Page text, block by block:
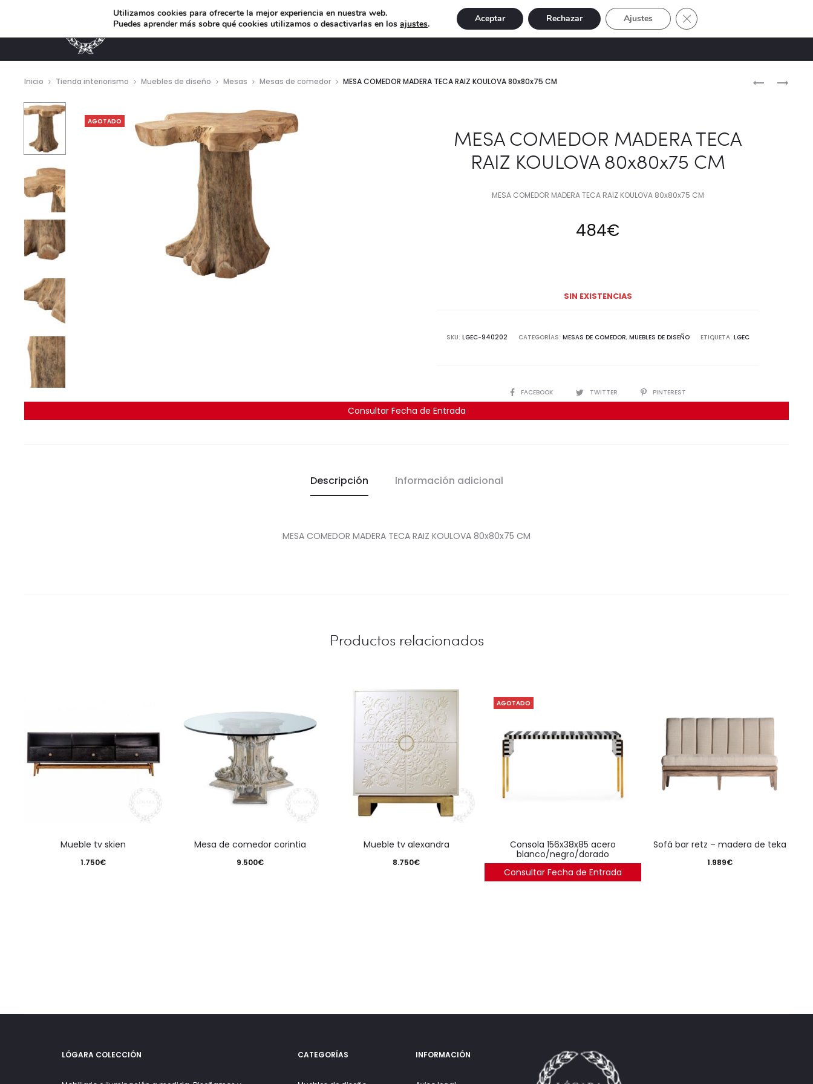
MUEBLES DE DISEÑO ILUMINACIÓN NAVIDAD EXCLUSIVE OFERTAS Buscar
CONSOLA
Inicio Tienda interiorismo Muebles de diseño Mesas Mesas de comedor MESA COMEDOR MADERA TECA RAIZ KOULOVA 80x80x75 CM
Consultar Fecha de Entrada
AGOTADO
MESA COMEDOR MADERA TECA
RAIZ KOULOVA 80x80x75 CM
MESA COMEDOR MADERA TECA RAIZ KOULOVA 80x80x75 CM
484€
SIN EXISTENCIAS
SKU: LGEC-940202 CATEGORÍAS: MESAS DE COMEDOR, MUEBLES DE DISEÑO ETIQUETA: LGEC
COMPARTIR
FACEBOOK TWITTER PINTEREST
Descripción Información adicional
MESA COMEDOR MADERA TECA RAIZ KOULOVA 80x80x75 CM
Productos relacionados
mueble tv skien
1.750€
mesa de comedor corintia
9.500€
mueble tv alexandra
8.750€
AGOTADO
consola 156x38x85 acero
blanco/negro/dorado
1.914€
Consultar Fecha de Entrada
sofá bar retz – madera de teka
1.989€
LÓGARA COLECCIÓN CATEGORÍAS INFORMACIÓN
Utilizamos cookies para ofrecerte la mejor experiencia en nuestra web.
Puedes aprender más sobre qué cookies utilizamos o desactivarlas en losajustes. Aceptar Rechazar Ajustes Cerrar el banner de cookies